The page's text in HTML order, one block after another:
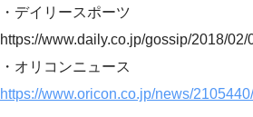
・デイリースポーツ
https://www.daily.co.jp/gossip/2018/02/
・オリコンニュース
https://www.oricon.co.jp/news/